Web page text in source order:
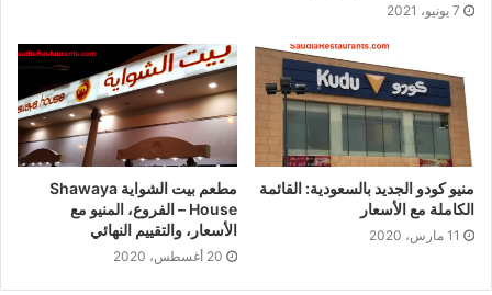
7 يونيو، 2021
منيو كودو الجديد بالسعودية: القائمة
الكاملة مع الأسعار
11 مارس، 2020
مطعم بيت الشواية Shawaya
House – الفروع، المنيو مع
الأسعار، والتقييم النهائي
20 أغسطس، 2020